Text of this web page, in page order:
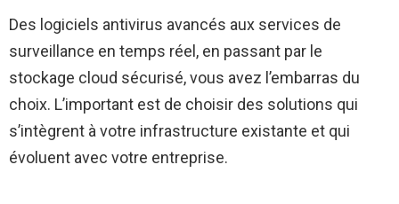
Des logiciels antivirus avancés aux services de
surveillance en temps réel, en passant par le
stockage cloud sécurisé, vous avez l’embarras du
choix. L’important est de choisir des solutions qui
s’intègrent à votre infrastructure existante et qui
évoluent avec votre entreprise.